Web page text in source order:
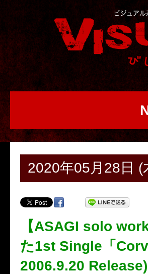
2020年05月28日 (
【ASAGI solo
た1st Single「
2006.9.20